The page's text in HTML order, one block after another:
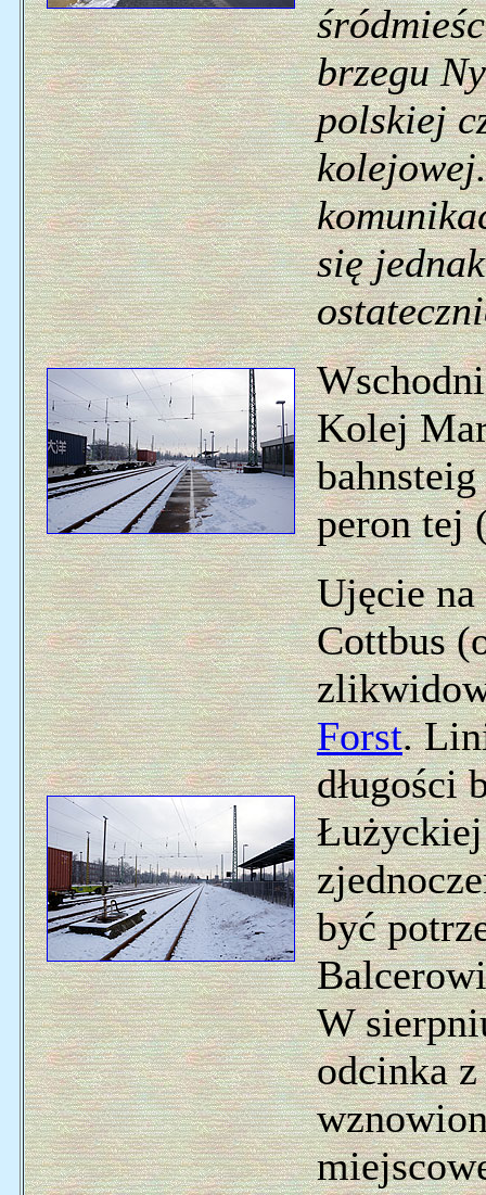
brzegu
polskiej
się
Kolej
peron tej
Ujęcie na
Cottbus
Forst.
długości
Łużyckiej
być
W
odcinka